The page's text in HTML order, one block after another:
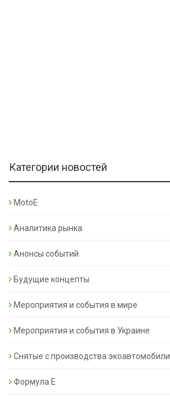
Категории новостей
MotoE
Аналитика рынка
Анонсы событий
Будущие концепты
Мероприятия и события в мире
Мероприятия и события в Украине
Снятые с производства экоавтомобили
Формула Е